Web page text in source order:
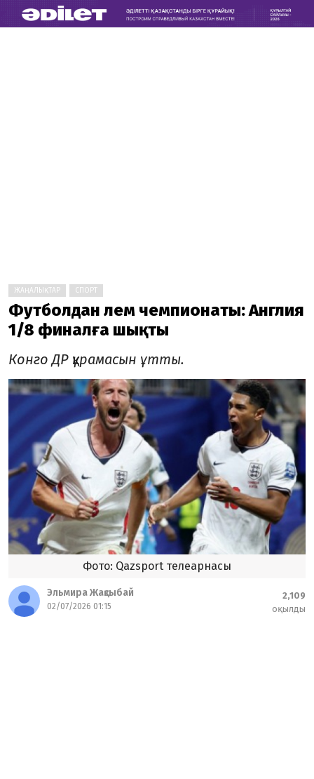
ЖАҢАЛЫҚТАР СПОРТ
Футболдан әлем чемпионаты: Англия
1/8 финалға шықты
Конго ДР құрамасын ұтты.
Фото: Qazsport телеарнасы
Эльмира Жақсыбай
02/07/2026 01:15
2,109
оқылды